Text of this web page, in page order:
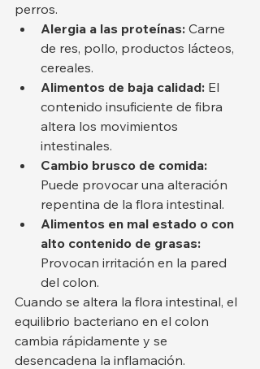
perros.
Alergia a las proteínas: Carne
de res, pollo, productos lácteos,
cereales.
Alimentos de baja calidad: El
contenido insuficiente de fibra
altera los movimientos
intestinales.
Cambio brusco de comida:
Puede provocar una alteración
repentina de la flora intestinal.
Alimentos en mal estado o con
alto contenido de grasas:
Provocan irritación en la pared
del colon.
Cuando se altera la flora intestinal, el
equilibrio bacteriano en el colon
cambia rápidamente y se
desencadena la inflamación.